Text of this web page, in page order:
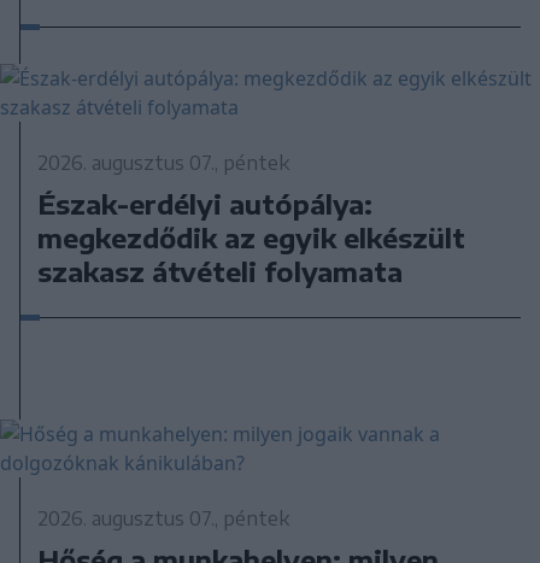
2026. augusztus 07., péntek
Észak-erdélyi autópálya:
megkezdődik az egyik elkészült
szakasz átvételi folyamata
2026. augusztus 07., péntek